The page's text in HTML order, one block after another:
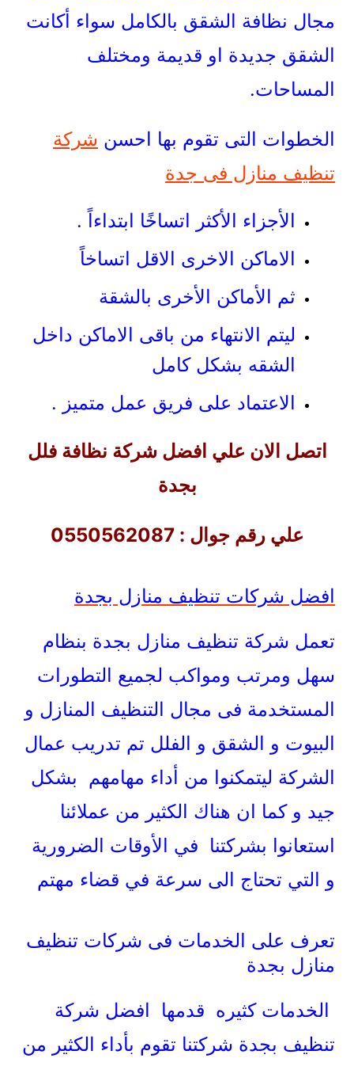
مجال نظافة الشقق بالكامل سواء أكانت
الشقق جديدة او قديمة ومختلف
المساحات.
الخطوات التى تقوم بها احسن شركة
تنظيف منازل فى جدة
الأجزاء الأكثر اتساخًا ابتداءاً .
الاماكن الاخرى الاقل اتساخاً
ثم الأماكن الأخرى بالشقة
ليتم الانتهاء من باقى الاماكن داخل
الشقه بشكل كامل
الاعتماد على فريق عمل متميز .
اتصل الان علي افضل شركة نظافة فلل
بجدة
علي رقم جوال : 0550562087
افضل شركات تنظيف منازل بجدة
تعمل شركة تنظيف منازل بجدة بنظام
سهل ومرتب ومواكب لجميع التطورات
المستخدمة فى مجال التنظيف المنازل و
البيوت و الشقق و الفلل تم تدريب عمال
الشركة ليتمكنوا من أداء مهامهم بشكل
جيد و كما ان هناك الكثير من عملائنا
استعانوا بشركتنا في الأوقات الضرورية
و التي تحتاج الى سرعة في قضاء مهتم
تعرف على الخدمات فى شركات تنظيف
منازل بجدة
الخدمات كثيره قدمها افضل شركة
تنظيف بجدة شركتنا تقوم بأداء الكثير من